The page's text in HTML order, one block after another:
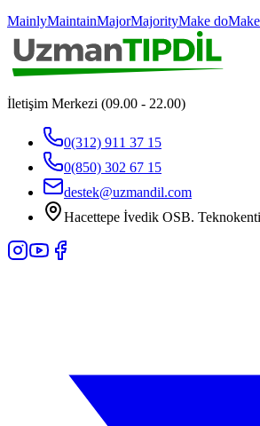
MainlyMaintainMajorMajorityMake do
İletişim Merkezi (09.00 - 22.00)
0(312) 911 37 15
0(850) 302 67 15
destek@uzmandil.com
Hacettepe İvedik OSB.